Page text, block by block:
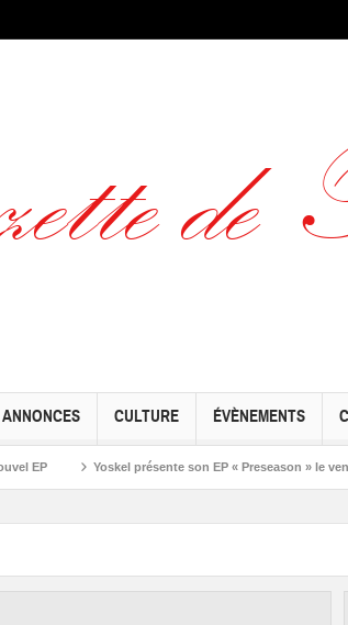
ANNONCES CULTURE ÉVÈNEMENTS
Yoskel présente son EP « Preseason » le vendredi